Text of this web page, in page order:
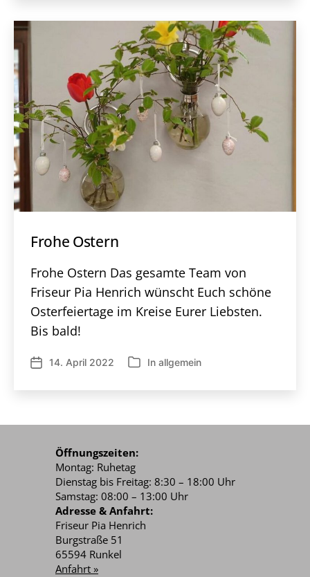
Frohe Ostern
Frohe Ostern Das gesamte Team von
Friseur Pia Henrich wünscht Euch schöne
Osterfeiertage im Kreise Eurer Liebsten.
Bis bald!
Veröffentlichungsdatum
14. April 2022 Kategorien
In allgemein
Öffnungszeiten:
Montag: Ruhetag
Dienstag bis Freitag: 8:30 – 18:00 Uhr
Samstag: 08:00 – 13:00 Uhr
Adresse & Anfahrt:
Friseur Pia Henrich
Burgstraße 51
65594 Runkel
Anfahrt »